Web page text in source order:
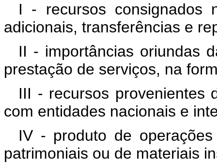
I - recursos consignados
adicionais, transferências e
II - importâncias oriundas
prestação de serviços, na
III - recursos provenientes
com entidades nacionais e
IV - produto de
patrimoniais ou de materiais